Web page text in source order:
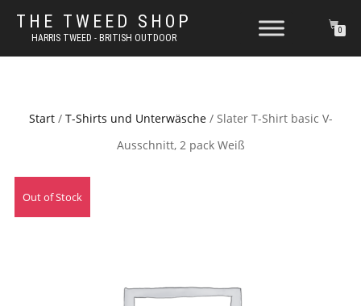
THE TWEED SHOP
HARRIS TWEED - BRITISH OUTDOOR
0
Start/ T-Shirts und Unterwäsche/ Slater T-Shirt basic V-
Ausschnitt, 2 pack Weiß
Out of Stock